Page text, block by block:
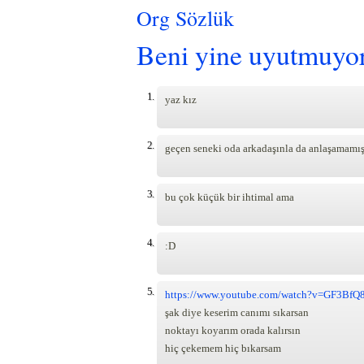
Org Sözlük
Beni yine
1. yaz kız
2. geçen seneki oda arkadaşınla da
3. bu çok küçük bir ihtimal ama
4. :D
5.
https://www.youtube.com/
şak diye keserim canımı sıkarsan
noktayı koyarım orada kalırsın
hiç çekemem hiç bıkarsam